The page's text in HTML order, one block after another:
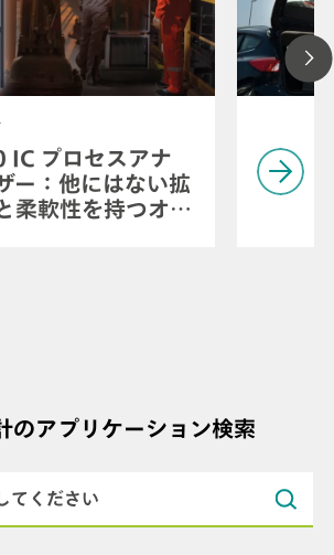
IC プロセスアナ
ー：他にはない拡
柔軟性を持つオン
のアプリケーション検索